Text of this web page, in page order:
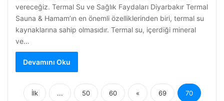
vereceğiz. Termal Su ve Sağlık Faydaları Diyarbakır Termal
Sauna & Hamam’ın en önemli özelliklerinden biri, termal su
kaynaklarına sahip olmasıdır. Termal su, içerdiği mineral
ve…
Devamını Oku
İlk ... 50 60 « 69 70